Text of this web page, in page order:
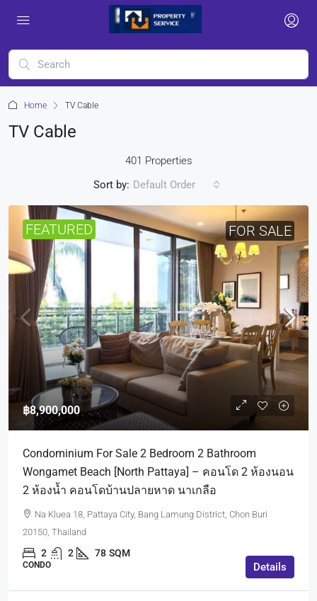
Home TV Cable
TV Cable
401 Properties
Sort by: Default Order
FEATURED FOR SALE
฿8,900,000
Condominium For Sale 2 Bedroom 2 Bathroom
Wongamet Beach [North Pattaya] – คอนโด 2 ห้องนอน
2 ห้องน้ำ คอนโดบ้านปลายหาด นาเกลือ
Na Kluea 18, Pattaya City, Bang Lamung District, Chon Buri
20150, Thailand
2 2 78 SQM
CONDO Details